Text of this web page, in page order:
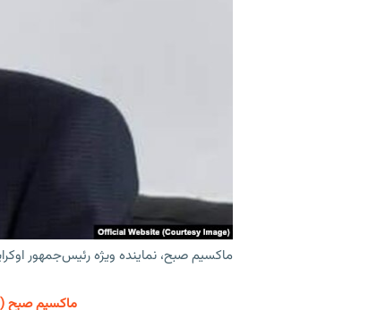
ماکسیم صبح، نماینده ویژه رئیس‌جمهور